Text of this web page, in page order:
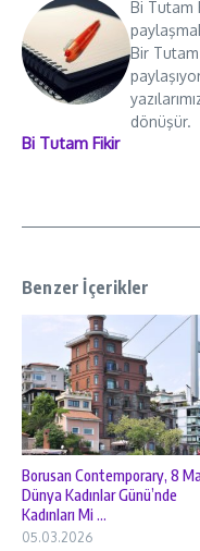
Bi Tutam Fikir
Bi Tutam
Bir
dönüşür.
Benzer İçerikler
Borusan Contemporary, 8
Dünya Kadınlar Günü’nde
Kadınları Mi ...
05.03.2026